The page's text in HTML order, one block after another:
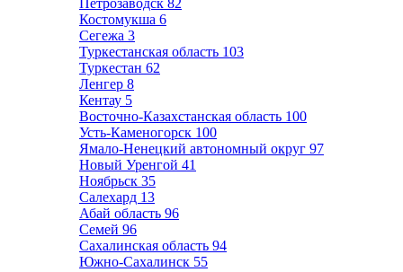
Петрозаводск 82
Костомукша 6
Сегежа 3
Туркестанская область 103
Туркестан 62
Ленгер 8
Кентау 5
Восточно-Казахстанская область 100
Усть-Каменогорск 100
Ямало-Ненецкий автономный округ 97
Новый Уренгой 41
Ноябрьск 35
Салехард 13
Абай область 96
Семей 96
Сахалинская область 94
Южно-Сахалинск 55